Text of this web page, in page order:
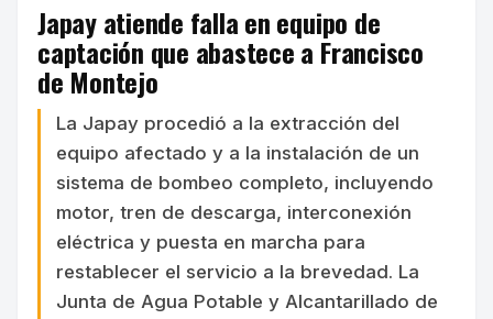
Japay atiende falla en equipo de
captación que abastece a Francisco
de Montejo
La Japay procedió a la extracción del
equipo afectado y a la instalación de un
sistema de bombeo completo, incluyendo
motor, tren de descarga, interconexión
eléctrica y puesta en marcha para
restablecer el servicio a la brevedad. La
Junta de Agua Potable y Alcantarillado de